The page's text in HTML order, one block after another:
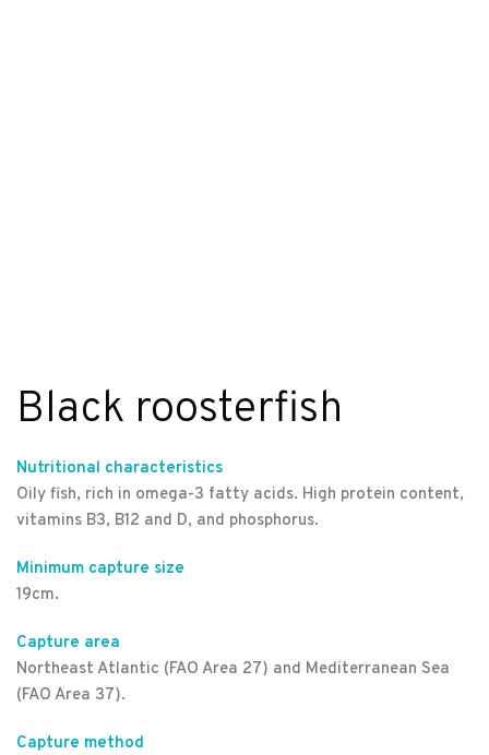
Black roosterfish
Nutritional characteristics
Oily fish, rich in omega-3 fatty acids. High protein content,
vitamins B3, B12 and D, and phosphorus.
Minimum capture size
19cm.
Capture area
Northeast Atlantic (FAO Area 27) and Mediterranean Sea
(FAO Area 37).
Capture method